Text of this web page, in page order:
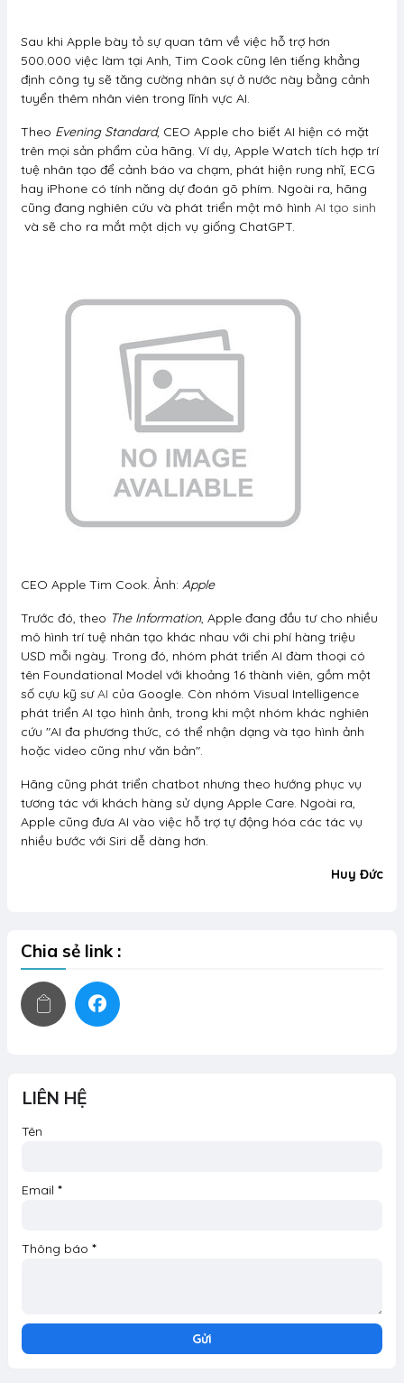
Sau khi Apple bày tỏ sự quan tâm về việc hỗ trợ hơn
500.000 việc làm tại Anh, Tim Cook cũng lên tiếng khẳng
định công ty sẽ tăng cường nhân sự ở nước này bằng cảnh
tuyển thêm nhân viên trong lĩnh vực AI.
Theo Evening Standard, CEO Apple cho biết AI hiện có mặt
trên mọi sản phẩm của hãng. Ví dụ, Apple Watch tích hợp trí
tuệ nhân tạo để cảnh báo va chạm, phát hiện rung nhĩ, ECG
hay iPhone có tính năng dự đoán gõ phím. Ngoài ra, hãng
cũng đang nghiên cứu và phát triển một mô hình AI tạo sinh
và sẽ cho ra mắt một dịch vụ giống ChatGPT.
CEO Apple Tim Cook. Ảnh: Apple
Trước đó, theo The Information, Apple đang đầu tư cho nhiều
mô hình trí tuệ nhân tạo khác nhau với chi phí hàng triệu
USD mỗi ngày. Trong đó, nhóm phát triển AI đàm thoại có
tên Foundational Model với khoảng 16 thành viên, gồm một
số cựu kỹ sưAI của Google. Còn nhóm Visual Intelligence
phát triển AI tạo hình ảnh, trong khi một nhóm khác nghiên
cứu "AI đa phương thức, có thể nhận dạng và tạo hình ảnh
hoặc video cũng như văn bản".
Hãng cũng phát triển chatbot nhưng theo hướng phục vụ
tương tác với khách hàng sử dụng Apple Care. Ngoài ra,
Apple cũng đưa AI vào việc hỗ trợ tự động hóa các tác vụ
nhiều bước với Siri dễ dàng hơn.
Huy Đức
Chia sẻ link :
LIÊN HỆ
Tên
Email *
Thông báo *